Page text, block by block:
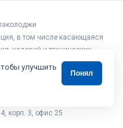
в том числе касающаяся
условий и технических
складе, стоимости товаров и
ни при каких условиях не
положениями статьи 437
корп. 3, офис 25
улучшить
Понял